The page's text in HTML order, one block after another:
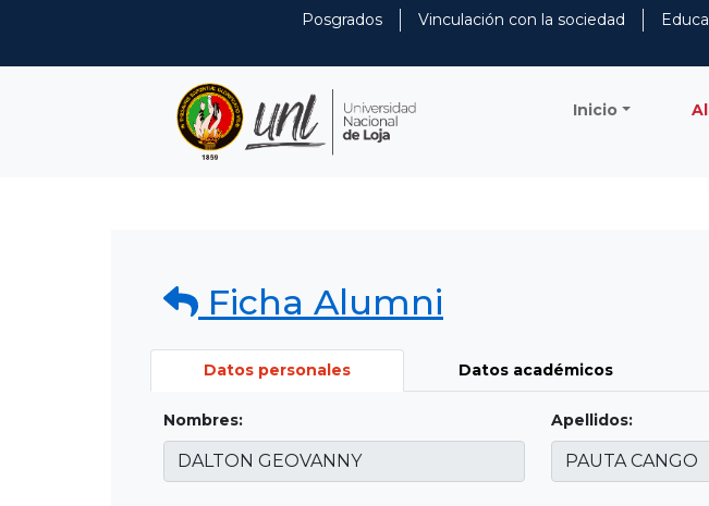
Posgrados Vinculación con la sociedad
Inicio
Ficha Alumni
Datos personales Datos académicos
Nombres: Apellidos: